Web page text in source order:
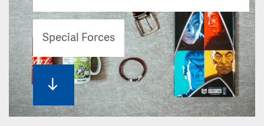
Special Forces